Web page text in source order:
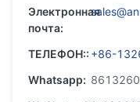
Электронная
почта:
ТЕЛЕФОН:: +86-
Whatsapp: